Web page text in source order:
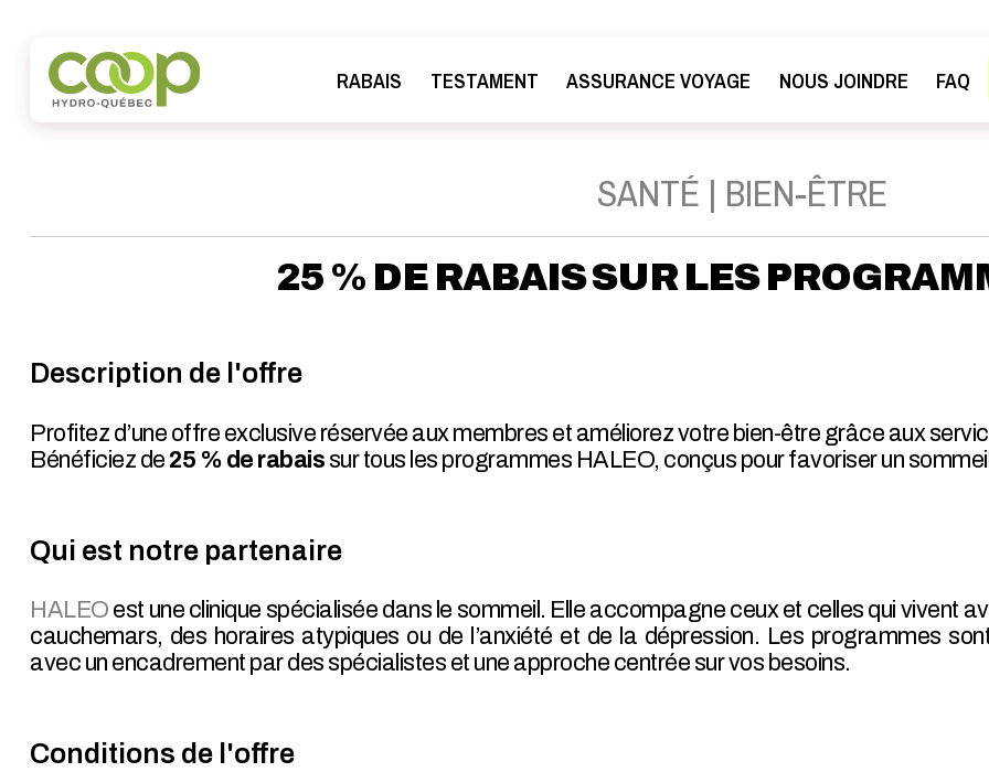
RABAIS TESTAMENT ASSURANCE VOYAGE NOUS JOINDRE FAQ
SANTÉ | BIEN-ÊTRE
25 % DE RABAIS SUR LES
Description de l'offre
Profitez d’une offre exclusive réservée aux membres et améliorez votre bien-être grâce aux
Bénéficiez de 25 % de rabais sur tous les programmes HALEO, conçus pour favoriser un
Qui est notre partenaire
HALEO est une clinique spécialisée dans le sommeil. Elle accompagne ceux et celles qui vivent
cauchemars, des horaires atypiques ou de l’anxiété et de la dépression. Les programmes
avec un encadrement par des spécialistes et une approche centrée sur vos besoins.
Conditions de l'offre